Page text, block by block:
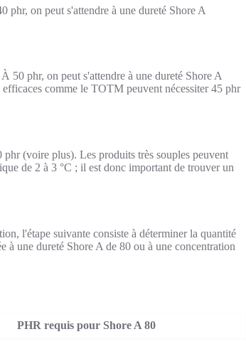
phr, on peut s'attendre à une dureté Shore A
50 phr, on peut s'attendre à une dureté Shore A
comme le TOTM peuvent nécessiter 45 phr
phr (voire plus). Les produits très souples peuvent
de 2 à 3 °C ; il est donc important de trouver un
l'étape suivante consiste à déterminer la quantité
une dureté Shore A de 80 ou à une concentration
PHR requis pour Shore A 80